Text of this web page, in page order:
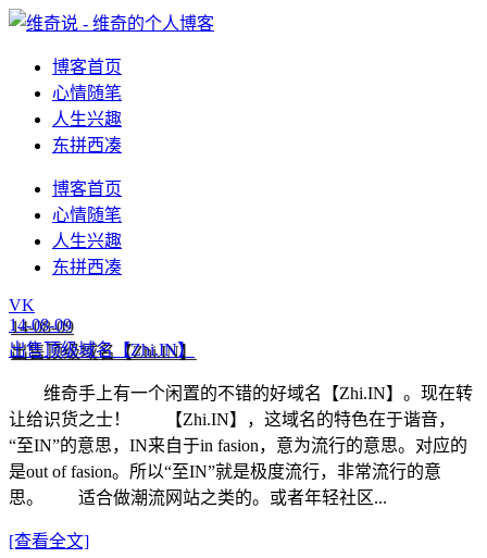
博客首页
心情随笔
人生兴趣
东拼西凑
博客首页
心情随笔
人生兴趣
东拼西凑
VK
14-08-09
出售顶级域名【Zhi.IN】
维奇手上有一个闲置的不错的好域名【Zhi.IN】。现在转
让给识货之士！ 【Zhi.IN】，这域名的特色在于谐音，
“至IN”的意思，IN来自于in fasion，意为流行的意思。对应的
是out of fasion。所以“至IN”就是极度流行，非常流行的意
思。 适合做潮流网站之类的。或者年轻社区...
[查看全文]